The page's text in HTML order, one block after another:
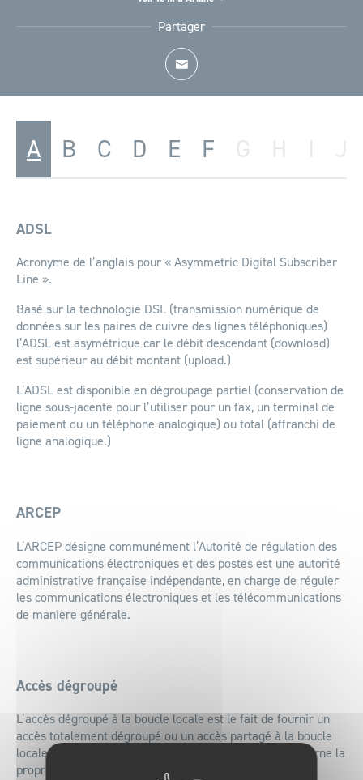
Partager
A B C D E F
ADSL
Acronyme de l’anglais pour « Asymmetric Digital Subscriber
Line ».
Basé sur la technologie DSL (transmission numérique de
données sur les paires de cuivre des lignes téléphoniques)
l’ADSL est asymétrique car le débit descendant (download)
est supérieur au débit montant (upload.)
L’ADSL est disponible en dégroupage partiel (conservation de
ligne sous-jacente pour l’utiliser pour un fax, un terminal de
paiement ou un téléphone analogique) ou total (affranchi de
ligne analogique.)
ARCEP
L’ARCEP désigne communément l’Autorité de régulation des
communications électroniques et des postes est une autorité
administrative française indépendante, en charge de réguler
les communications électroniques et les télécommunications
de manière générale.
Accès dégroupé
L’accès dégroupé à la boucle locale est le fait de fournir un
accès totalement dégroupé ou un accès partagé à la boucle
locale ; il n’implique pas de changement en ce qui concerne la
propriété de la boucle locale.